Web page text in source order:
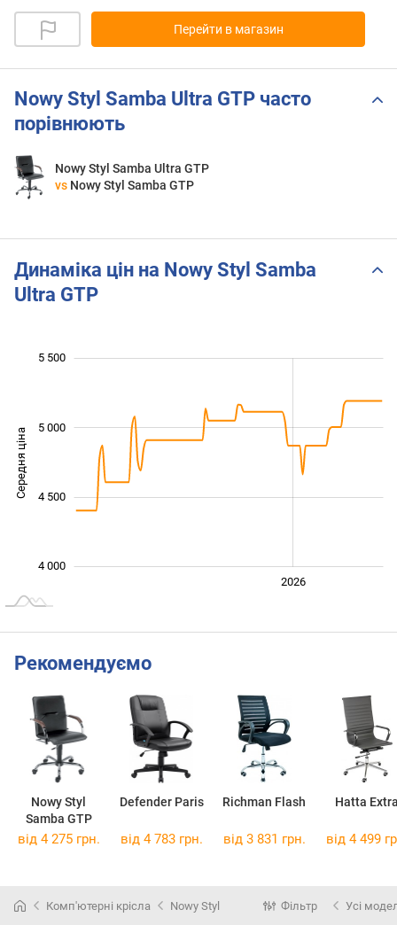
Перейти в магазин
Nowy Styl Samba Ultra GTP часто
порівнюють
Nowy Styl Samba Ultra GTP
vs Nowy Styl Samba GTP
Динаміка цін на Nowy Styl Samba
Ultra GTP
Середня ціна
4 000
5 500
5 000
4 500
2026
Рекомендуємо
Nowy Styl
Samba GTP
Defender Paris Richman Flash Hatta
від 4 275 грн. від 4 783 грн. від 3 831 грн. від 4 499
Комп'ютерні крісла Nowy Styl Фільтр Усі